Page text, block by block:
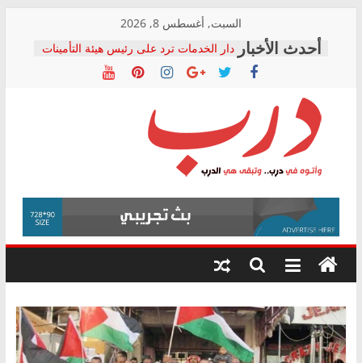
content
السبت, أغسطس 8, 2026
دار الخدمات ترد على رئيس هيئة التأمينات
بعد مؤتمره الصحفي: إنكار الأزمة لا ينهي
معاناة أصحاب المعاشات.. ونطالب بكشف
فرحات سليمان يكتب: القطاع الصحي إلى
أين؟
حزب التحالف الشعبي يطلق لجنة “الحق
في الصحة” بالإسكندرية لرصد الانتهاكات
ودعم المرضى
الوزاري لمدينة الصحفيين.. وانتهاء أعمال
إنشاء المبنى الإداري
المجلس القومي لحقوق الإنسان يعلن
متابعة قضية الدكتور محمد زهران.. ويؤكد:
قرينة البراءة وضمانات المحاكمة العادلة
درب
وأتوه
درب..
وتبقى
هي